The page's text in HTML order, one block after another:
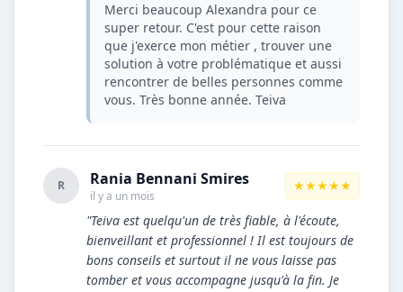
Merci beaucoup Alexandra pour ce
super retour. C'est pour cette raison
que j'exerce mon métier , trouver une
solution à votre problématique et aussi
rencontrer de belles personnes comme
vous. Très bonne année. Teiva
R Rania Bennani Smires
il y a un mois
★★★★★
"Teiva est quelqu'un de très fiable, à l'écoute,
bienveillant et professionnel ! Il est toujours de
bons conseils et surtout il ne vous laisse pas
tomber et vous accompagne jusqu'à la fin. Je